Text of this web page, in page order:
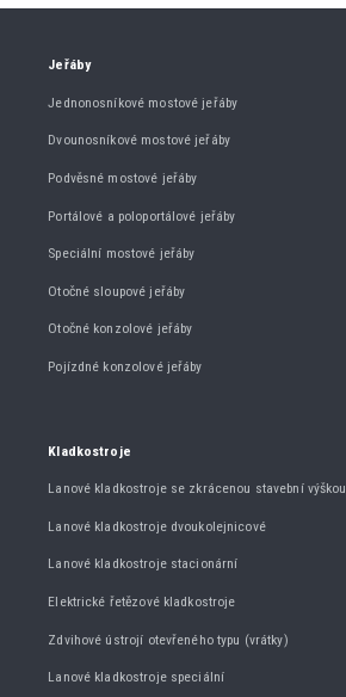
Jeřáby
Jednonosníkové mostové jeřáby
Dvounosníkové mostové jeřáby
Podvěsné mostové jeřáby
Portálové a poloportálové jeřáby
Speciální mostové jeřáby
Otočné sloupové jeřáby
Otočné konzolové jeřáby
Pojízdné konzolové jeřáby
Kladkostroje
Lanové kladkostroje se zkrácenou stavební výškou
Lanové kladkostroje dvoukolejnicové
Lanové kladkostroje stacionární
Elektrické řetězové kladkostroje
Zdvihové ústrojí otevřeného typu (vrátky)
Lanové kladkostroje speciální